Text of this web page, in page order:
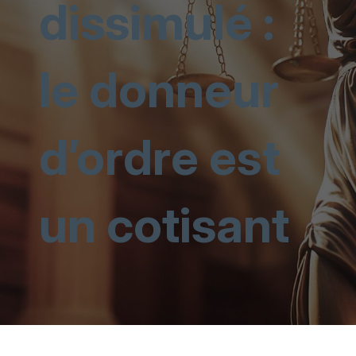
dissimulé :
le donneur
d’ordre est
un cotisant